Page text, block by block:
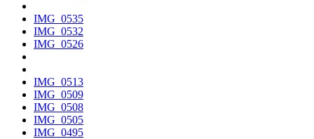
IMG_0535
IMG_0532
IMG_0526
IMG_0513
IMG_0509
IMG_0508
IMG_0505
IMG_0495